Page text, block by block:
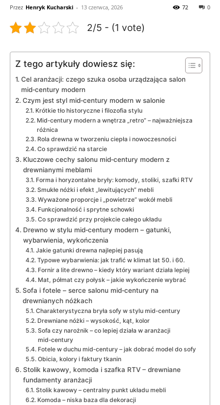
Przez Henryk Kucharski - 13 czerwca, 2026 0
72
2/5 - (1 vote)
Z tego artykuły dowiesz się:
Cel aranżacji: czego szuka osoba urządzająca salon
mid‑century modern
Czym jest styl mid‑century modern w salonie
Krótkie tło historyczne i filozofia stylu
Mid‑century modern a wnętrza „retro” – najważniejsza
różnica
Rola drewna w tworzeniu ciepła i nowoczesności
Co sprawdzić na starcie
Kluczowe cechy salonu mid‑century modern z
drewnianymi meblami
Forma i horyzontalne bryły: komody, stoliki, szafki RTV
Smukłe nóżki i efekt „lewitujących” mebli
Wyważone proporcje i „powietrze” wokół mebli
Funkcjonalność i sprytne schowki
Co sprawdzić przy projekcie całego układu
Drewno w stylu mid‑century modern – gatunki,
wybarwienia, wykończenia
Jakie gatunki drewna najlepiej pasują
Typowe wybarwienia: jak trafić w klimat lat 50. i 60.
Fornir a lite drewno – kiedy który wariant działa lepiej
Mat, półmat czy połysk – jakie wykończenie wybrać
Sofa i fotele – serce salonu mid‑century na
drewnianych nóżkach
Charakterystyczna bryła sofy w stylu mid‑century
Drewniane nóżki – wysokość, kąt, kolor
Sofa czy narożnik – co lepiej działa w aranżacji
mid‑century
Fotele w duchu mid‑century – jak dobrać model do sofy
Obicia, kolory i faktury tkanin
Stolik kawowy, komoda i szafka RTV – drewniane
fundamenty aranżacji
Stolik kawowy – centralny punkt układu mebli
Komoda – niska baza dla dekoracji